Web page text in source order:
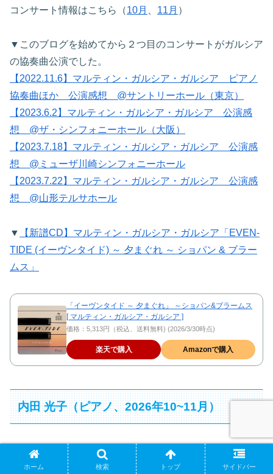
コンサート情報はこちら（10月 11月 ）
▼このブログを始めてから２つ目のコンサートがガルシア
の協奏曲公演でした。
【2022.11.6】マルティン・ガルシア・ガルシア ピアノ
協奏曲ほか 公演感想 @サントリーホール（東京）
【2023.6.2】マルティン・ガルシア・ガルシア 公演感
想 @ザ・シンフォニーホール（大阪）
【2023.7.18】マルティン・ガルシア・ガルシア 公演感
想 @ミューザ川崎シンフォニーホール
【2023.7.22】マルティン・ガルシア・ガルシア 公演感
想 @山形テルサホール
▼
【新譜CD】マルティン・ガルシア・ガルシア「EVEN-
TIDE (イーヴンタイド) ～ 夕まぐれ ～ ショパン & ブラー
ムス」
「イーヴンタイド ～ 夕まぐれ」 ～ショパン&ブラームス
[ マルティン・ガルシア・ガルシア ]
価格：5,313円（税込、送料無料) (2026/3/30時点)
楽天で購入 Amazonで購入
内田 光子（ピアノ、2026年10~11月）
コンサート情報：協奏曲公演（ 10月／ ）、
ソロ公演
（11月）
ホーム 検索 トップ サイドバー